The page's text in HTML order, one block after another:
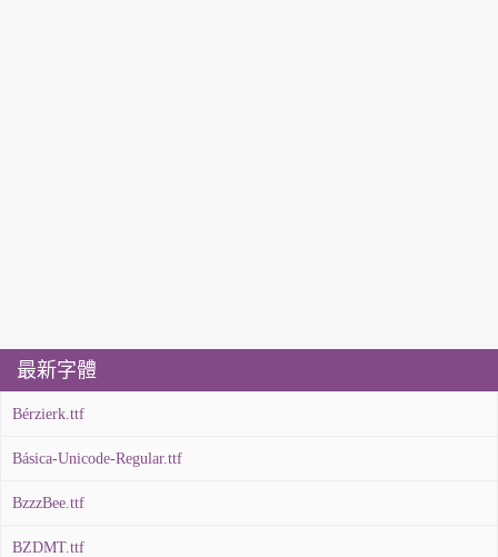
最新字體
Bérzierk.ttf
Básica-Unicode-Regular.ttf
BzzzBee.ttf
BZDMT.ttf